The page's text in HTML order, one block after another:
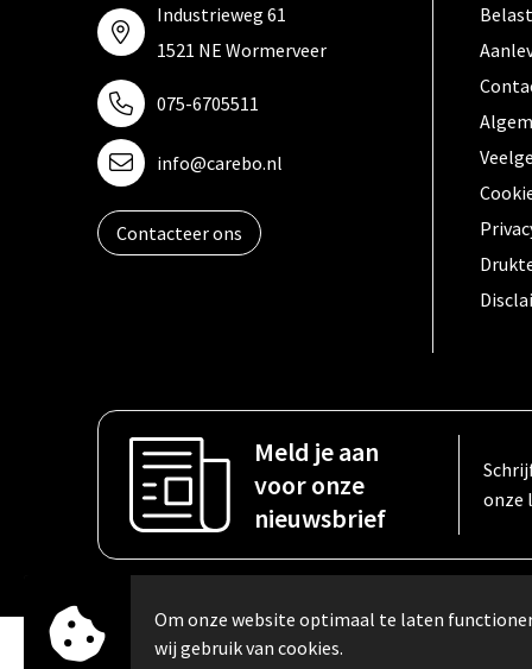
Industrieweg 61
1521 NE Wormerveer
075-6705511
info@carebo.nl
Contacteer ons
Meld je aan
voor onze
nieuwsbrief
onze
Om onze website optimaal te laten
wij gebruik van cookies.